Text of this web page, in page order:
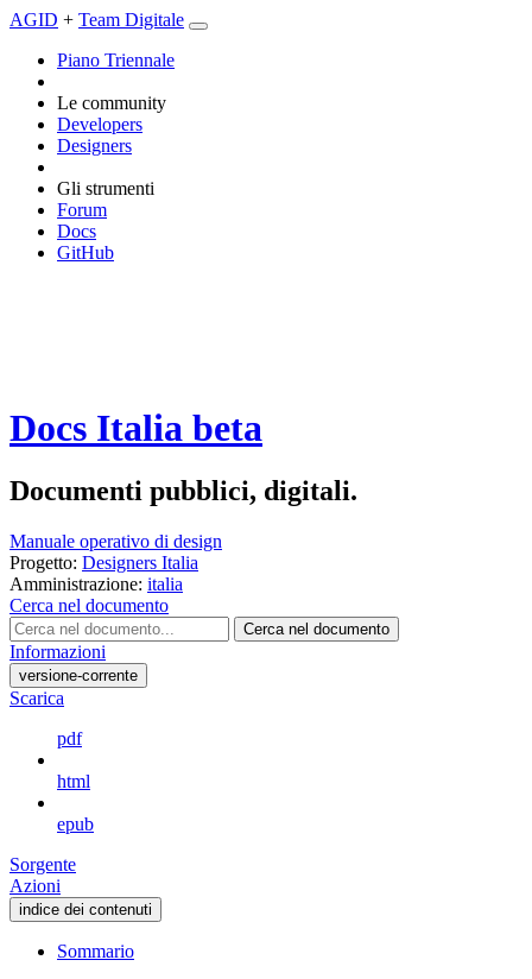
AGID + Team Digitale
Piano Triennale
Le community
Developers
Designers
Gli strumenti
Forum
Docs
GitHub
Docs Italia beta
Documenti pubblici, digitali.
Manuale operativo di design
Progetto: Designers Italia
Amministrazione: italia
Cerca nel documento
Cerca nel documento
Informazioni
versione-corrente
Scarica
pdf
html
epub
Sorgente
Azioni
indice dei contenuti
Sommario